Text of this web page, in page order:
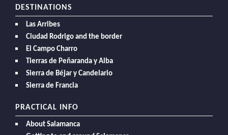
DESTINATIONS
Las Arribes
Ciudad Rodrigo and the border
El Campo Charro
Tierras de Peñaranda y Alba
Sierra de Béjar y Candelario
Sierra de Francia
PRACTICAL INFO
About Salamanca